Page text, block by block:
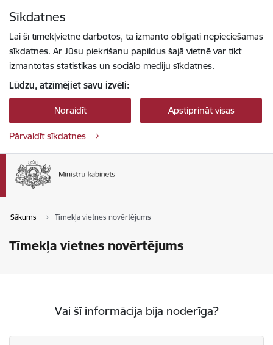
Sīkdatnes
Lai šī tīmekļvietne darbotos, tā izmanto obligāti nepieciešamās
sīkdatnes. Ar Jūsu piekrišanu papildus šajā vietnē var tikt
izmantotas statistikas un sociālo mediju sīkdatnes.
Lūdzu, atzīmējiet savu izvēli:
Noraidīt Apstiprināt visas
Pārvaldīt sīkdatnes
Sākums Tīmekļa vietnes novērtējums
Tīmekļa vietnes novērtējums
Vai šī informācija bija noderīga?